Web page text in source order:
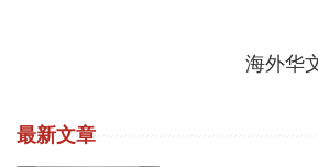
海外华
最新文章